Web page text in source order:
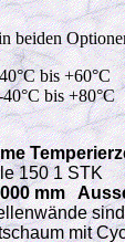
beiden
bis +60°C
bis +80°C
150 1 STK
mm
mit